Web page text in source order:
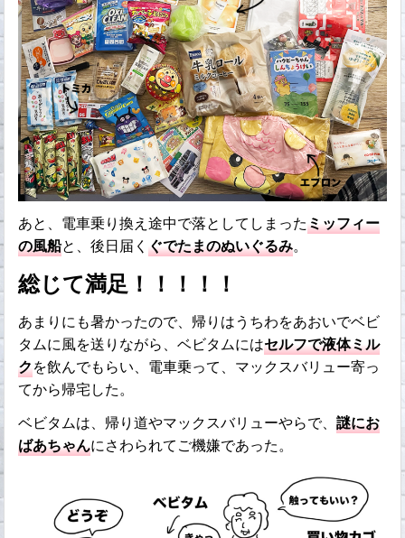
あと、電車乗り換え途中で落としてしまったミッフィー
の風船と、後日届くぐでたまのぬいぐるみ。
総じて満足！！！！！
あまりにも暑かったので、帰りはうちわをあおいでベビ
タムに風を送りながら、ベビタムにはセルフで液体ミル
クを飲んでもらい、電車乗って、マックスバリュー寄っ
てから帰宅した。
ベビタムは、帰り道やマックスバリューやらで、謎にお
ばあちゃんにさわられてご機嫌であった。